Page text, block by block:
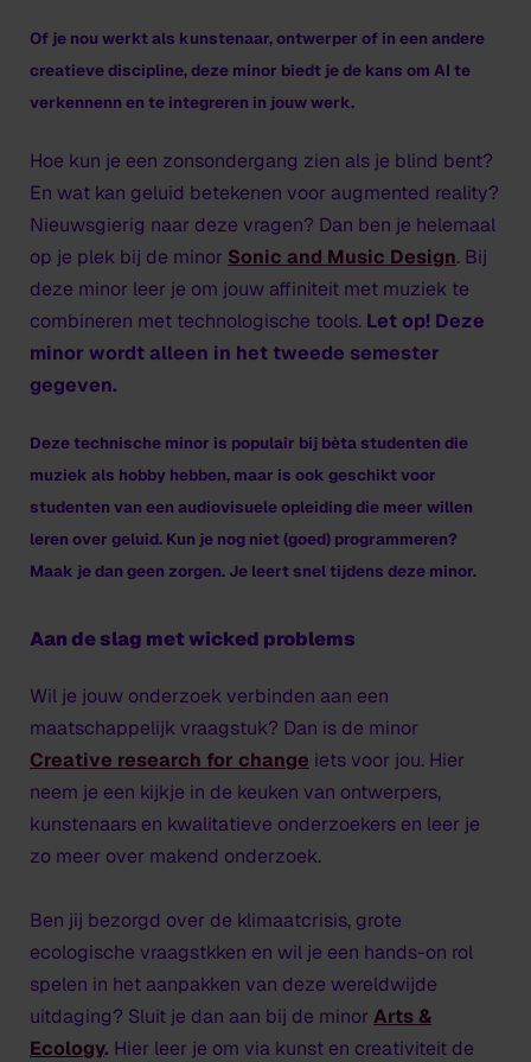
Of je nou werkt als kunstenaar, ontwerper of in een andere
creatieve discipline, deze minor biedt je de kans om AI te
verkennenn en te integreren in jouw werk.
Hoe kun je een zonsondergang zien als je blind bent?
En wat kan geluid betekenen voor augmented reality?
Nieuwsgierig naar deze vragen? Dan ben je helemaal
op je plek bij de minor Sonic and Music Design. Bij
deze minor leer je om jouw affiniteit met muziek te
combineren met technologische tools. Let op! Deze
minor wordt alleen in het tweede semester
gegeven.
Deze technische minor is populair bij bèta studenten die
muziek als hobby hebben, maar is ook geschikt voor
studenten van een audiovisuele opleiding die meer willen
leren over geluid. Kun je nog niet (goed) programmeren?
Maak je dan geen zorgen. Je leert snel tijdens deze minor.
Aan de slag met wicked problems
Wil je jouw onderzoek verbinden aan een
maatschappelijk vraagstuk? Dan is de minor
Creative research for change iets voor jou. Hier
neem je een kijkje in de keuken van ontwerpers,
kunstenaars en kwalitatieve onderzoekers en leer je
zo meer over makend onderzoek.
Ben jij bezorgd over de klimaatcrisis, grote
ecologische vraagstkken en wil je een hands-on rol
spelen in het aanpakken van deze wereldwijde
uitdaging? Sluit je dan aan bij de minor Arts &
Ecology. Hier leer je om via kunst en creativiteit de